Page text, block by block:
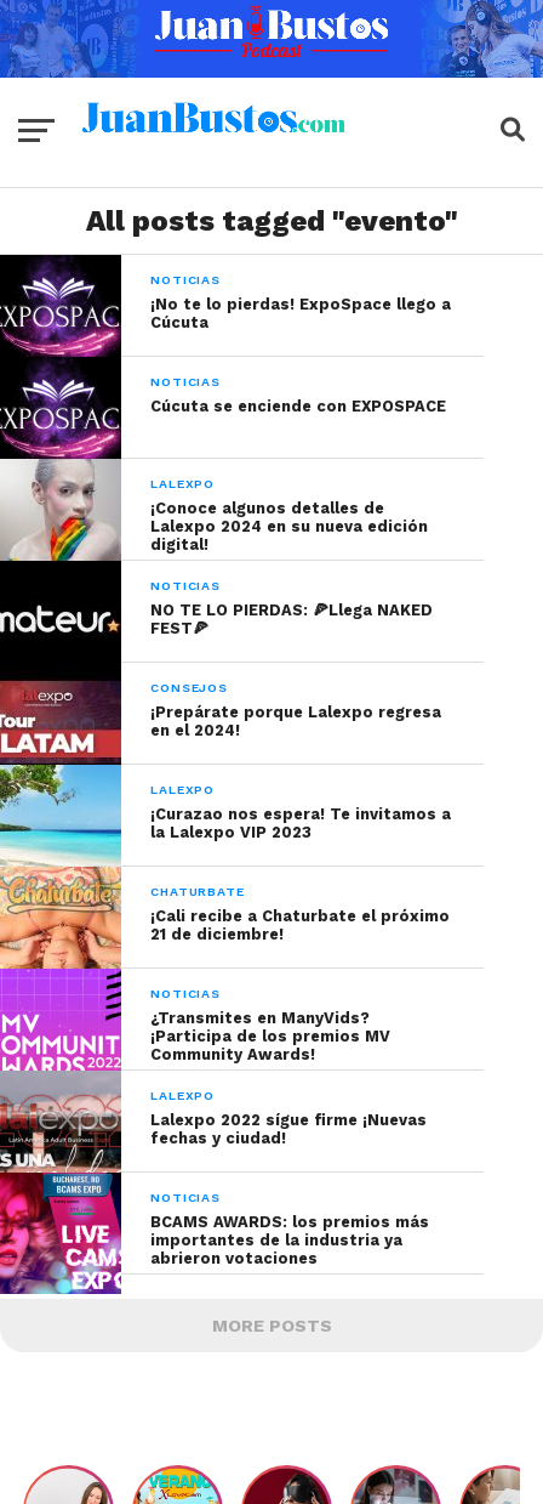
All posts tagged "evento"
NOTICIAS
¡No te lo pierdas! ExpoSpace llego a
Cúcuta
NOTICIAS
Cúcuta se enciende con EXPOSPACE
LALEXPO
¡Conoce algunos detalles de
Lalexpo 2024 en su nueva edición
digital!
NOTICIAS
NO TE LO PIERDAS: 🍕Llega NAKED
FEST🍕
CONSEJOS
¡Prepárate porque Lalexpo regresa
en el 2024!
LALEXPO
¡Curazao nos espera! Te invitamos a
la Lalexpo VIP 2023
CHATURBATE
¡Cali recibe a Chaturbate el próximo
21 de diciembre!
NOTICIAS
¿Transmites en ManyVids?
¡Participa de los premios MV
Community Awards!
LALEXPO
Lalexpo 2022 sígue firme ¡Nuevas
fechas y ciudad!
NOTICIAS
BCAMS AWARDS: los premios más
importantes de la industria ya
abrieron votaciones
MORE POSTS